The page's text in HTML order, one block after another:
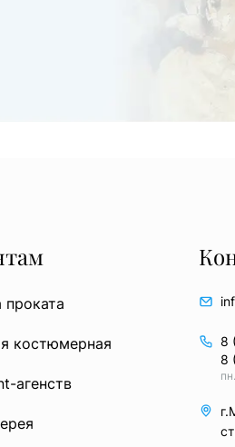
проката
костюмерная
агенств
8
8